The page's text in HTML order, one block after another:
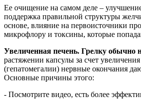
Ее очищение на самом деле –
поддержка правильной структуры
основе, влияние на первоисточники
микрофлору и токсины, которые
Увеличенная печень. Грелку обычно
растяжении капсулы за счет увеличения
(гепатомегалии) нервные окончания
Основные причины этого:
- Посмотрите видео, есть более